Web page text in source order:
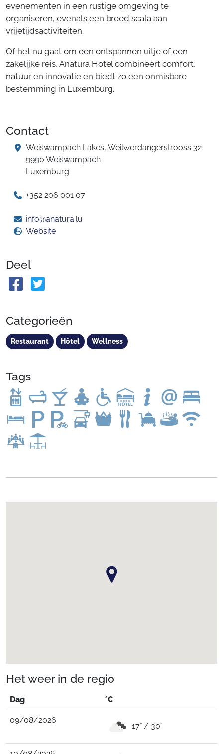
evenementen in een rustige omgeving te
organiseren, evenals een breed scala aan
vrijetijdsactiviteiten.
Of het nu gaat om een ontspannen uitje of een
zakelijke reis, Anatura Hotel combineert comfort,
natuur en innovatie en biedt zo een onmisbare
bestemming in Luxemburg.
Contact
Weiswampach Lakes, Weilwerdangerstrooss 32
9990 Weiswampach
Luxemburg
+352 206 001 07
info@anatura.lu
Website
Deel
Categorieën
Restaurant Hôtel Wellness
Tags
Het weer in de regio
Dag °C
09/08/2026
17° / 30°